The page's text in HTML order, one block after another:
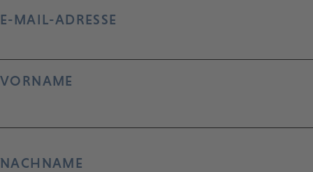
E-MAIL-ADRESSE
VORNAME
NACHNAME